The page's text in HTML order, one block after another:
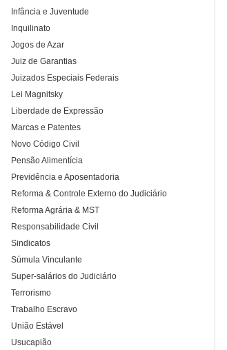
Infância e Juventude
Inquilinato
Jogos de Azar
Juiz de Garantias
Juizados Especiais Federais
Lei Magnitsky
Liberdade de Expressão
Marcas e Patentes
Novo Código Civil
Pensão Alimentícia
Previdência e Aposentadoria
Reforma & Controle Externo do Judiciário
Reforma Agrária & MST
Responsabilidade Civil
Sindicatos
Súmula Vinculante
Super-salários do Judiciário
Terrorismo
Trabalho Escravo
União Estável
Usucapião